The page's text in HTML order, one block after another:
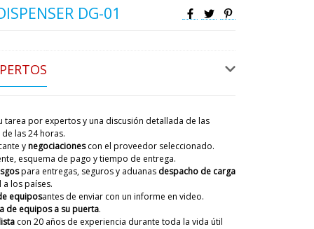
DG-01
tarea por expertos y una discusión detallada de las
las 24 horas.
ynegociacionescon el proveedor seleccionado.
esquema de pago y tiempo de entrega.
para entregas, seguros y aduanas despacho de carga
los países.
equiposantes de enviar con un informe en video.
de equipos a su puerta.
con 20 años de experiencia durante toda la vida útil
07/08/2026 16:53
está en el depósito aduanero, más cerca de
Natalia se comunicará con usted.
07/08/2026 16:54